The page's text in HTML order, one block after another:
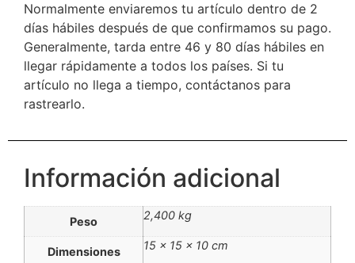
Normalmente enviaremos tu artículo dentro de 2
días hábiles después de que confirmamos su pago.
Generalmente, tarda entre 46 y 80 días hábiles en
llegar rápidamente a todos los países. Si tu
artículo no llega a tiempo, contáctanos para
rastrearlo.
Información adicional
Peso 2,400 kg
Dimensiones 15 × 15 × 10 cm